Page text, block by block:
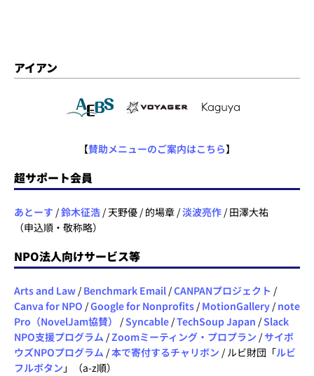
アイアン
【賛助メニューのご案内はこちら】
超サポート会員
あとーす /鈴木征浩 / 天野優 / 的場章 /淡波亮作 / 田澤大祐
（申込順・敬称略）
NPO法人向けサービス等
Arts and Law / Benchmark Email /CANPANプロジェクト /
Canva for NPO /Google for Nonprofits / MotionGallery / note
Pro（NovelJam協賛）
/Syncable /TechSoup Japan /Slack
NPO支援プログラム /Zoomミーティング・プロプラン /サイボ
ウズNPOプログラム /本で寄付するチャリボン / ルビ財団「ルビ
フルボタン 」（a-z順）